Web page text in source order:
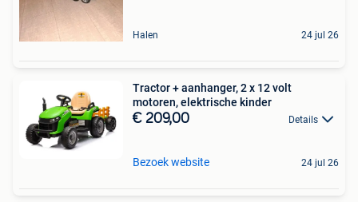
Halen 24 jul 26
Tractor + aanhanger, 2 x 12 volt
motoren, elektrische kinder
€ 209,00 Details
Bezoek website 24 jul 26